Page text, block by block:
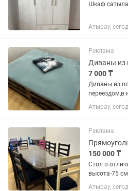
Шкаф
Атырау,
Реклама
7 000 ₸
Диваны из
переездом,в
Атырау,
Реклама
150 000 ₸
Стол в
высота-75
Атырау,